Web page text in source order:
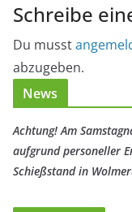
Schreibe
Du musst
abzugeben.
News
Achtung! Am
aufgrund personeller
Schießstand in